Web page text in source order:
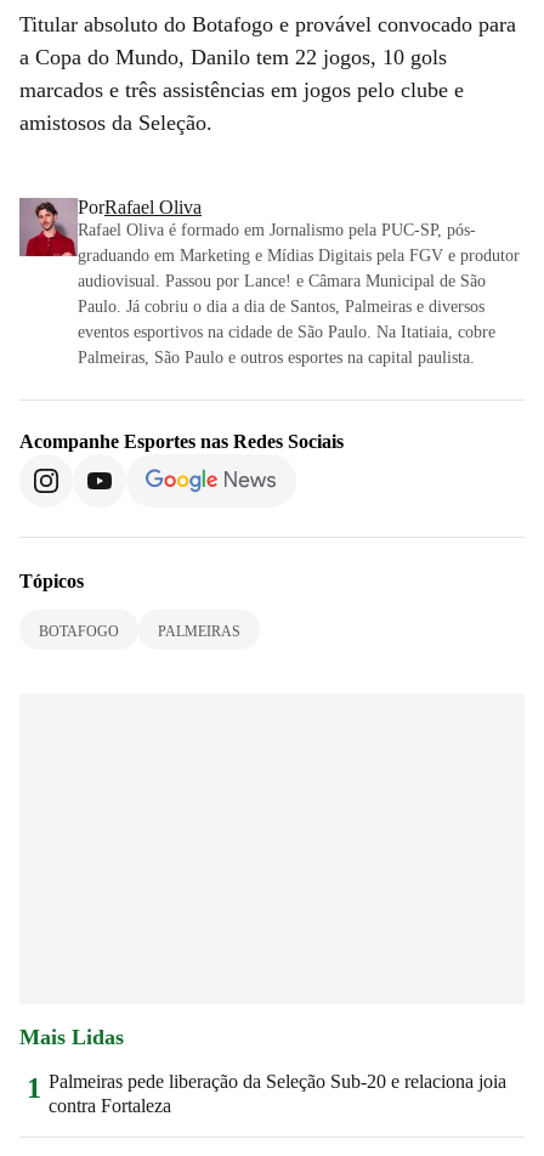
Titular absoluto do Botafogo e provável convocado para
a Copa do Mundo, Danilo tem 22 jogos, 10 gols
marcados e três assistências em jogos pelo clube e
amistosos da Seleção.
PorRafael Oliva
Rafael Oliva é formado em Jornalismo pela PUC-SP, pós-
graduando em Marketing e Mídias Digitais pela FGV e produtor
audiovisual. Passou por Lance! e Câmara Municipal de São
Paulo. Já cobriu o dia a dia de Santos, Palmeiras e diversos
eventos esportivos na cidade de São Paulo. Na Itatiaia, cobre
Palmeiras, São Paulo e outros esportes na capital paulista.
Acompanhe Esportes nas Redes Sociais
Tópicos
BOTAFOGO PALMEIRAS
Mais Lidas
1 Palmeiras pede liberação da Seleção Sub-20 e relaciona joia
contra Fortaleza